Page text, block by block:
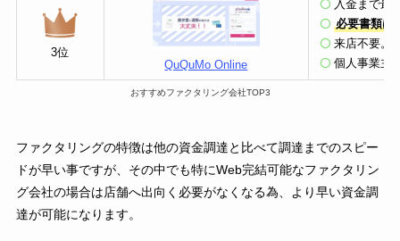
3位
QuQuMo Online
入金まで最
必要書類は
来店不要。
個人事業主
おすすめファクタリング会社TOP3
ファクタリングの特徴は他の資金調達と比べて調達までのスピー
ドが早い事ですが、その中でも特にWeb完結可能なファクタリン
グ会社の場合は店舗へ出向く必要がなくなる為、より早い資金調
達が可能になります。